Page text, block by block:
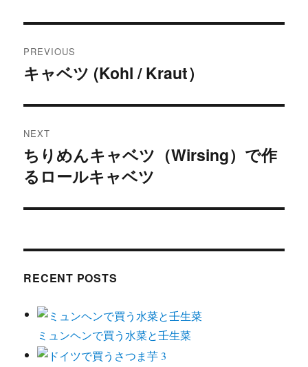
navigation
PREVIOUS
Previous
キャベツ (Kohl / Kraut）
NEXT
Next
post:
ちりめんキャベツ（Wirsing）で作
るロールキャベツ
RECENT POSTS
ミュンヘンで買う水菜と壬生菜